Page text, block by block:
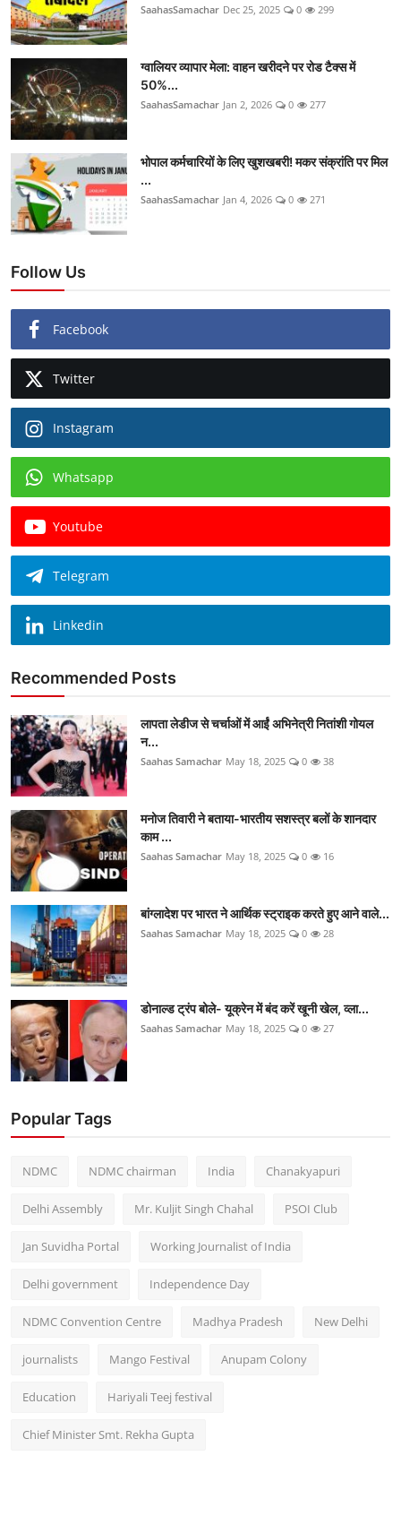
SaahasSamachar Dec 25, 2025 0 299
ग्वालियर व्यापार मेला: वाहन खरीदने पर रोड टैक्स में
50%...
SaahasSamachar Jan 2, 2026 0 277
भोपाल कर्मचारियों के लिए खुशखबरी! मकर संक्रांति पर मिल
...
SaahasSamachar Jan 4, 2026 0 271
Follow Us
Facebook
Twitter
Instagram
Whatsapp
Youtube
Telegram
Linkedin
Recommended Posts
लापता लेडीज से चर्चाओं में आईं अभिनेत्री नितांशी गोयल
न...
Saahas Samachar May 18, 2025 0 38
मनोज तिवारी ने बताया-भारतीय सशस्त्र बलों के शानदार
काम ...
Saahas Samachar May 18, 2025 0 16
बांग्लादेश पर भारत ने आर्थिक स्ट्राइक करते हुए आने वाले...
Saahas Samachar May 18, 2025 0 28
डोनाल्ड ट्रंप बोले- यूक्रेन में बंद करें खूनी खेल, व्ला...
Saahas Samachar May 18, 2025 0 27
Popular Tags
NDMC NDMC chairman India Chanakyapuri
Delhi Assembly Mr. Kuljit Singh Chahal PSOI Club
Jan Suvidha Portal Working Journalist of India
Delhi government Independence Day
NDMC Convention Centre Madhya Pradesh New Delhi
journalists Mango Festival Anupam Colony
Education Hariyali Teej festival
Chief Minister Smt. Rekha Gupta